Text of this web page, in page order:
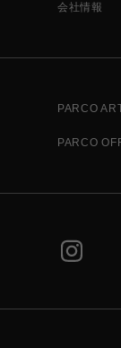
会社情報
PARCO
PARCO